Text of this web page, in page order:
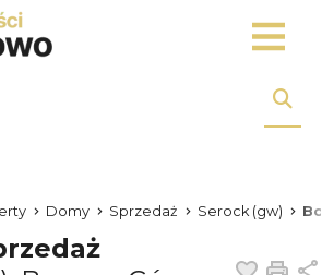
Domy Sprzedaż Serock (gw)
Dodaj